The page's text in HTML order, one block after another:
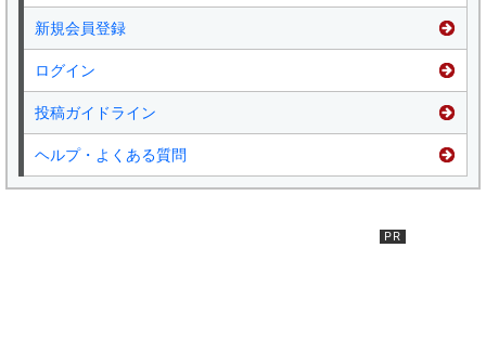
新規会員登録
ログイン
投稿ガイドライン
ヘルプ・よくある質問